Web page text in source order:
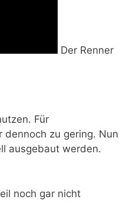
Der Renner
Für
dennoch zu gering. Nun
ausgebaut werden.
noch gar nicht